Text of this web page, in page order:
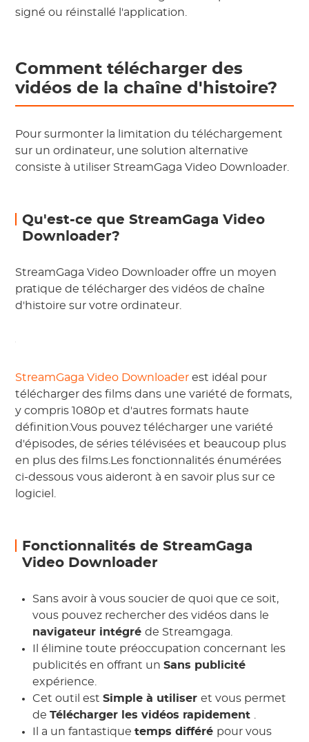
signé ou réinstallé l'application.
Comment télécharger des
vidéos de la chaîne d'histoire?
Pour surmonter la limitation du téléchargement
sur un ordinateur, une solution alternative
consiste à utiliser StreamGaga Video Downloader.
Qu'est-ce que StreamGaga Video
Downloader?
StreamGaga Video Downloader offre un moyen
pratique de télécharger des vidéos de chaîne
d'histoire sur votre ordinateur.
StreamGaga Video Downloaderest idéal pour
télécharger des films dans une variété de formats,
y compris 1080p et d'autres formats haute
définition.Vous pouvez télécharger une variété
d'épisodes, de séries télévisées et beaucoup plus
en plus des films.Les fonctionnalités énumérées
ci-dessous vous aideront à en savoir plus sur ce
logiciel.
Fonctionnalités de StreamGaga
Video Downloader
Sans avoir à vous soucier de quoi que ce soit,
vous pouvez rechercher des vidéos dans le
navigateur intégréde Streamgaga.
Il élimine toute préoccupation concernant les
publicités en offrant unSans publicité
expérience.
Cet outil estSimple à utiliseret vous permet
deTélécharger les vidéos rapidement
Il a un fantastiquetemps différé pour vous